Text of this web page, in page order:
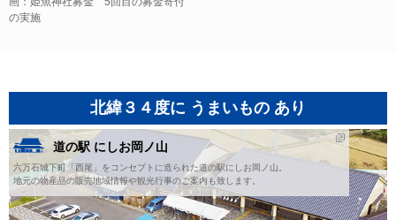
の実施
北緯３４度に うまいもの あり
道の駅 にしお岡ノ山
六万石城下町「西尾」をコンセプトに造られた道の駅にしお岡ノ山。
地元の物産品の販売地域情報や観光行事のご案内も致します。